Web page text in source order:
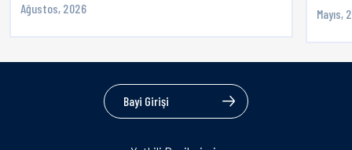
Ağustos, 2026 Mayıs,
Bayi Girişi